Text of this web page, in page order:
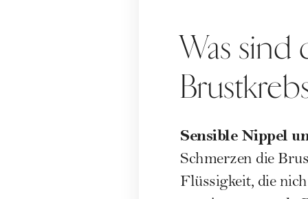
Was
Sensible Nippel
Schmerzen die
Flüssigkeit, die